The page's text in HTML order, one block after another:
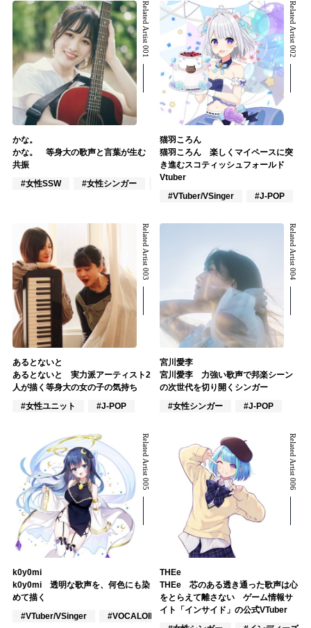
Related Artist 001
かな。
かな。 等身大の歌声と言葉が生む
共振
#女性SSW
#女性シンガー
Related Artist 002
猫羽ころん
猫羽ころん 楽しくマイペースに突
き進むスコティッシュフォールド
Vtuber
#VTuber/VSinger
#J-POP
Related Artist 003
あるとないと
あるとないと 実力派アーティスト2
人が描く等身大の女の子の気持ち
#女性ユニット
#J-POP
Related Artist 004
宮川愛李
宮川愛李 力強い歌声で邦楽シーン
の次世代を切り開くシンガー
#女性シンガー
#J-POP
Related Artist 005
k0y0mi
k0y0mi 透明な歌声を、何色にも染
めて描く
#VTuber/VSinger
#VOCALOID #ポップス
Related Artist 006
THEe
THEe 芯のある透き通った歌声は心
をとらえて離さない ゲーム情報サ
イト「インサイド」の公式VTuber